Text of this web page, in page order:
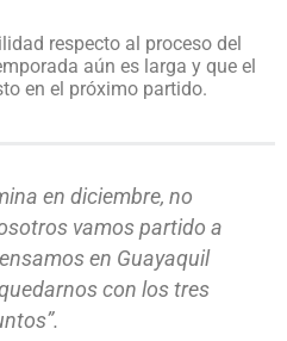
respecto al proceso del
aún es larga y que el
en el próximo partido.
en diciembre, no
vamos partido a
en Guayaquil
con los tres